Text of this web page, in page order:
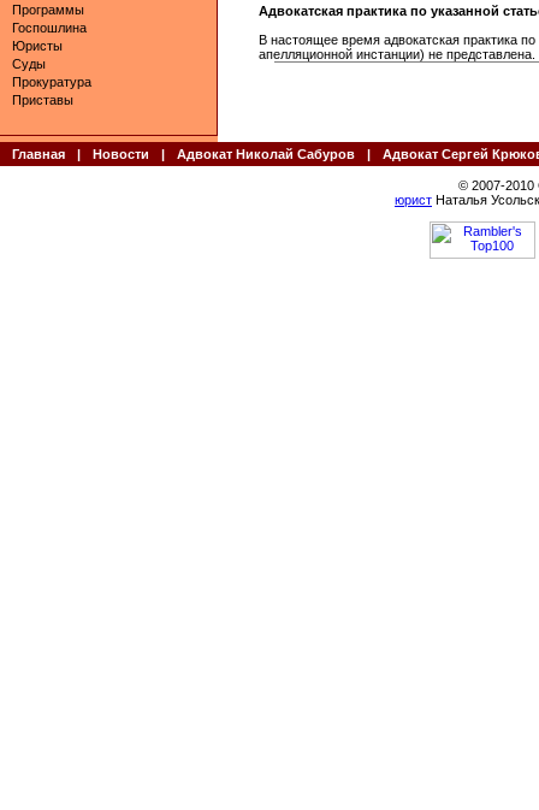
Программы
Госпошлина
Юристы
Суды
Прокуратура
Приставы
Адвокатская практика по указанной
В настоящее время адвокатская практика
апелляционной инстанции) не представлена.
Главная | Новости | Адвокат Николай Сабуров | Адвокат Сергей
© 2007-
юрист Наталья